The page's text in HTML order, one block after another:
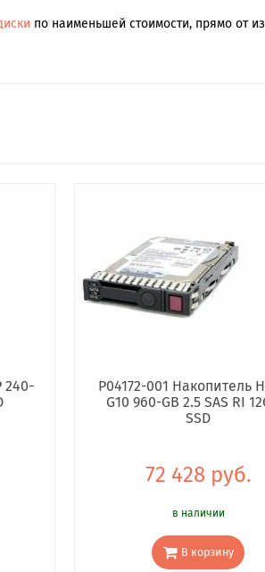
по наименьшей стоимости, прямо от
240-
P04172-001 Накопитель
G10 960-GB 2.5 SAS RI
SSD
72 428 руб.
в наличии
В корзину